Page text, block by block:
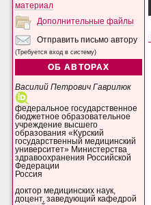
материал
Дополнительные файлы
Отправить письмо автору
(Требуется вход в систему)
ОБ АВТОРАХ
Василий Петрович Гаврилюк
федеральное государственное
бюджетное образовательное
учреждение высшего
образования «Курский
государственный медицинский
университет» Министерства
здравоохранения Российской
Федерации
Россия
доктор медицинских наук,
доцент, заведующий кафедрой